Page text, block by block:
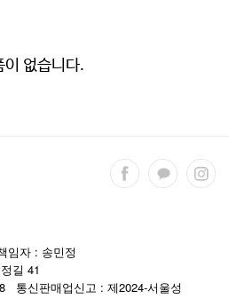
이 없습니다.
자 : 송민정
길 41
통신판매업신고 : 제2024-서울성